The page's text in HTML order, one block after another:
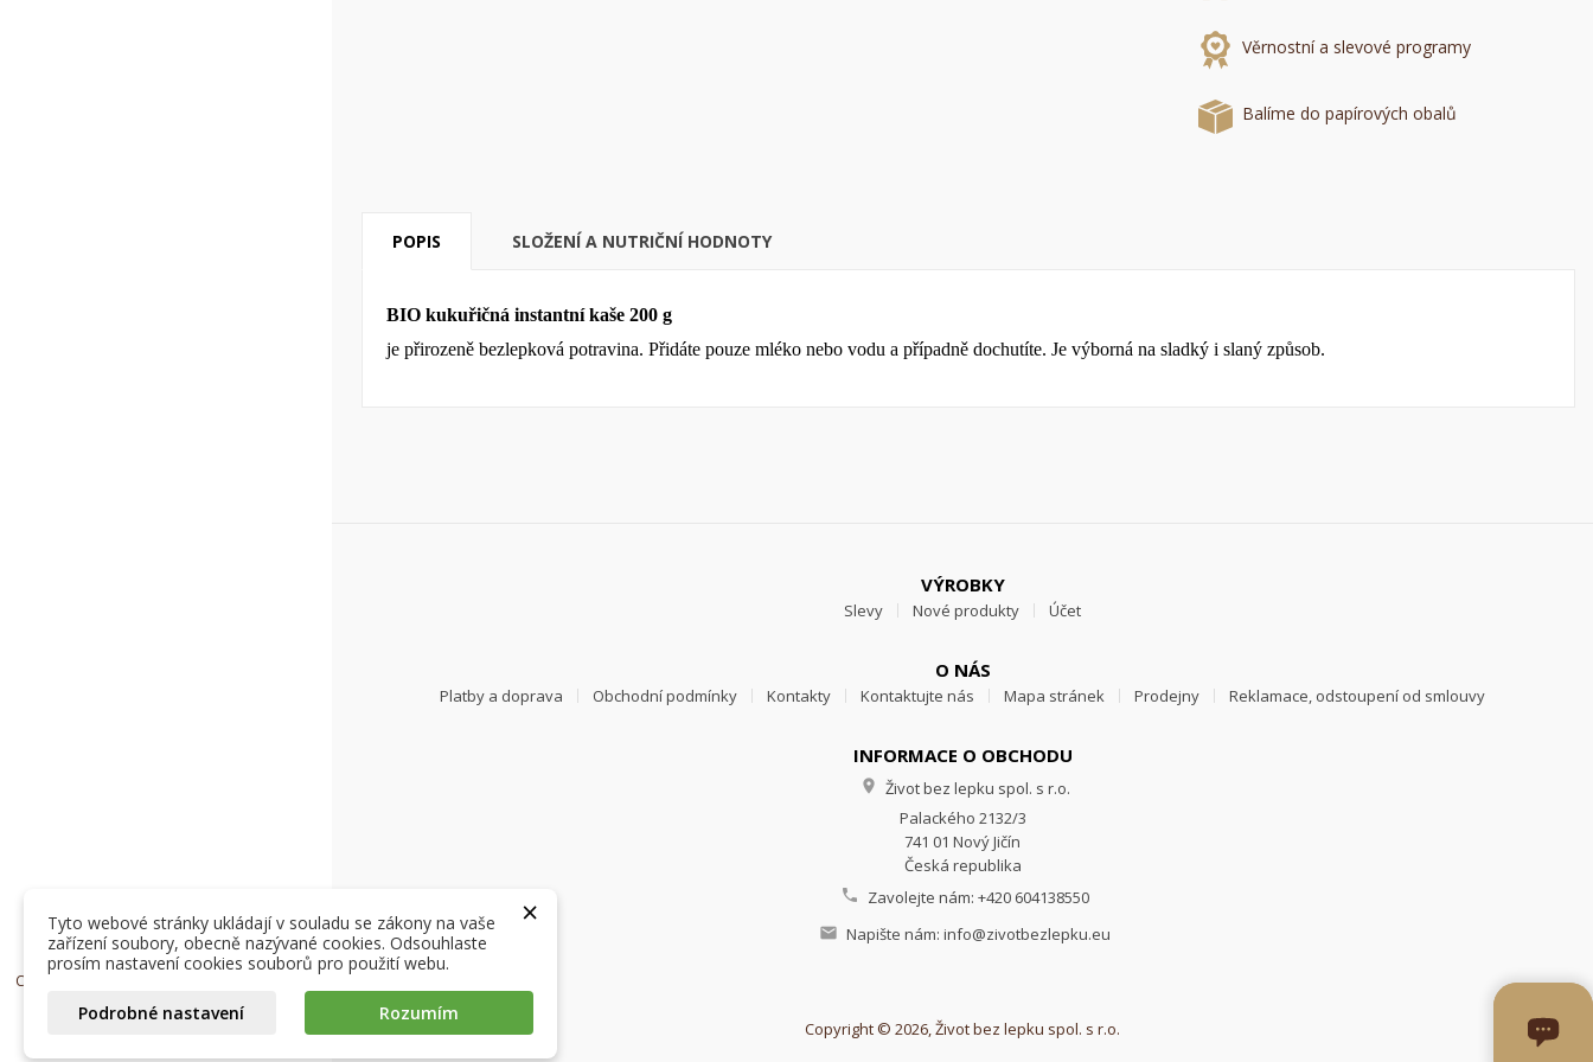
Copyright © 2026, Život bez lepku spol. s r.o.
Věrnostní a slevové programy
Balíme do papírových obalů
POPIS SLOŽENÍ A NUTRIČNÍ HODNOTY
BIO kukuřičná instantní kaše 200 g
je přirozeně bezlepková potravina. Přidáte pouze mléko nebo vodu a případně dochutíte. Je výborná na sladký i slaný způsob.
VÝROBKY
Slevy Nové produkty Účet
O NÁS
Platby a doprava Obchodní podmínky Kontakty Kontaktujte nás Mapa stránek Prodejny Reklamace, odstoupení od smlouvy
INFORMACE O OBCHODU
 Život bez lepku spol. s r.o.
Palackého 2132/3
741 01 Nový Jičín
Česká republika
 Zavolejte nám: +420 604138550
 Napište nám: info@zivotbezlepku.eu
Copyright © 2026, Život bez lepku spol. s r.o.
×
Tyto webové stránky ukládají v souladu se zákony na vaše
zařízení soubory, obecně nazývané cookies. Odsouhlaste
prosím nastavení cookies souborů pro použití webu.
Podrobné nastavení Rozumím